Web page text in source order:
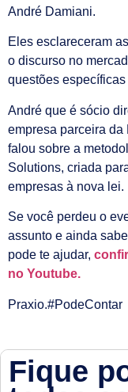
André Damiani.
Eles esclareceram
o discurso no
questões
André que é sócio
empresa parceira da
falou sobre a
Solutions, criada
empresas à nova lei.
Se você perdeu o
assunto e ainda
pode te ajudar,
no Youtube.
Praxio.#PodeContar
Fique